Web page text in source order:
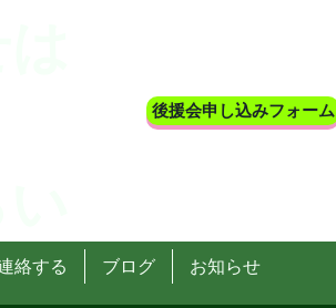
後援会申し込みフォーム
絡する ブログ お知らせ